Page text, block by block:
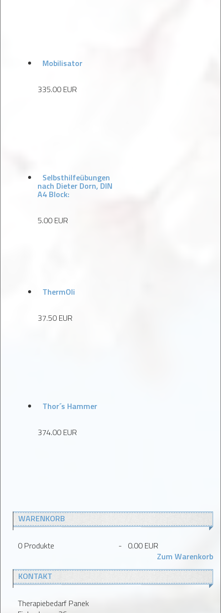
Mobilisator
335.00 EUR
Selbsthilfeübungen
nach Dieter Dorn, DIN
A4 Block:
5.00 EUR
ThermOli
37.50 EUR
Thor´s Hammer
374.00 EUR
WARENKORB
0 Produkte - 0.00 EUR
Zum Warenkorb
KONTAKT
Therapiebedarf Panek